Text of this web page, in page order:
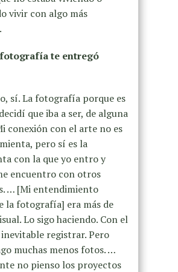
vivir con algo más
te entregó
sí. La fotografía porque es
que iba a ser, de alguna
conexión con el arte no es
pero sí es la
con la que yo entro y
encuentro con otros
… [Mi entendimiento
la fotografía] era más de
Lo sigo haciendo. Con el
registrar. Pero
muchas menos fotos. …
no pienso los proyectos